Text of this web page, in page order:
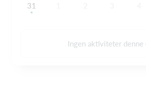
31
Ingen aktiviteter denne